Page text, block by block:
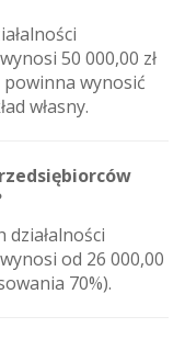
50 000,00 zł
powinna wynosić
własny.
od 26 000,00
70%).